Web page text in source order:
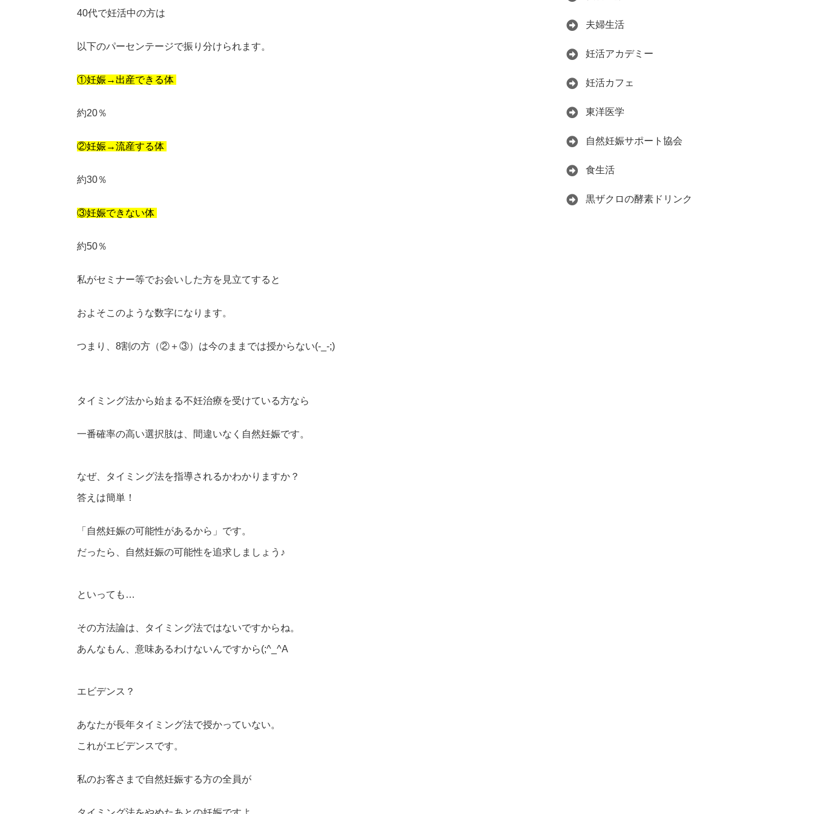
40代で妊活中の方は
以下のパーセンテージで振り分けられます。
①妊娠→出産できる体
約20％
②妊娠→流産する体
約30％
③妊娠できない体
約50％
私がセミナー等でお会いした方を見立てすると
およそこのような数字になります。
つまり、8割の方（②＋③）は今のままでは授からない(-_-;)
タイミング法から始まる不妊治療を受けている方なら
一番確率の高い選択肢は、間違いなく自然妊娠です。
なぜ、タイミング法を指導されるかわかりますか？
答えは簡単！
「自然妊娠の可能性があるから」です。
だったら、自然妊娠の可能性を追求しましょう♪
といっても…
その方法論は、タイミング法ではないですからね。
あんなもん、意味あるわけないんですから(;^_^A
エビデンス？
あなたが長年タイミング法で授かっていない。
これがエビデンスです。
私のお客さまで自然妊娠する方の全員が
夫婦生活
妊活アカデミー
妊活カフェ
東洋医学
自然妊娠サポート協会
食生活
黒ザクロの酵素ドリンク